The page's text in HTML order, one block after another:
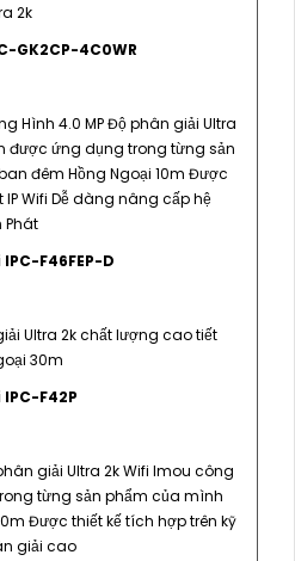
2k
GK2CP-4C0WR
Hình 4.0 MP Độ phân giải Ultra
được ứng dụng trong từng sản
đêm Hồng Ngoại 10m Được
Wifi Dễ dàng nâng cấp hệ
Phát
F46FEP-D
Ultra 2k chất lượng cao tiết
30m
F42P
giải Ultra 2k Wifi Imou công
từng sản phẩm của mình
Được thiết kế tích hợp trên kỹ
giải cao